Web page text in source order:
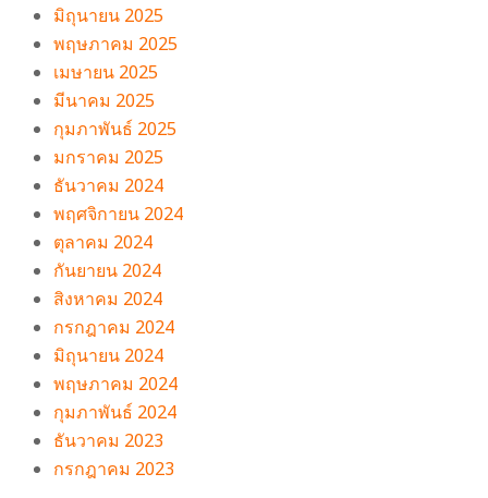
มิถุนายน 2025
พฤษภาคม 2025
เมษายน 2025
มีนาคม 2025
กุมภาพันธ์ 2025
มกราคม 2025
ธันวาคม 2024
พฤศจิกายน 2024
ตุลาคม 2024
กันยายน 2024
สิงหาคม 2024
กรกฎาคม 2024
มิถุนายน 2024
พฤษภาคม 2024
กุมภาพันธ์ 2024
ธันวาคม 2023
กรกฎาคม 2023